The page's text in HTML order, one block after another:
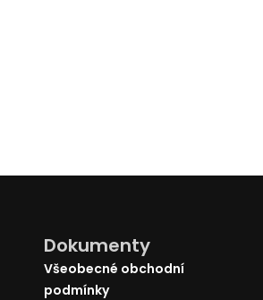
Dokumenty
Všeobecné obchodní
podmínky